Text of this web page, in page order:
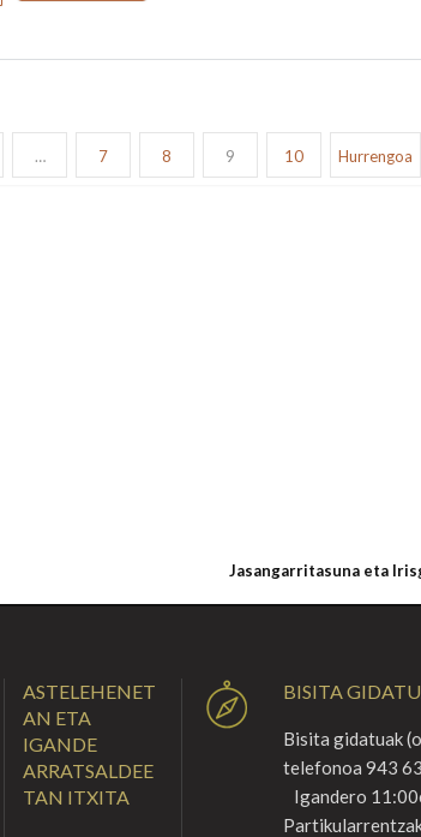
… 7 8 9 10 Hurrengoa
Jasangarritasuna eta
ASTELEHENET
AN ETA
IGANDE
ARRATSALDEE
TAN ITXITA
BISITA
Bisita gidatuak
telefonoa 943
Igandero